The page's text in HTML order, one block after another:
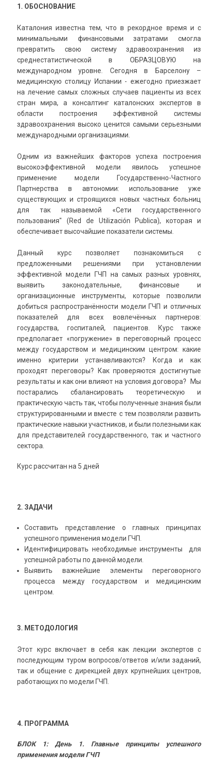
1. ОБОСНОВАНИЕ
Каталония известна тем, что в рекордное время и с
минимальными финансовыми затратами смогла
превратить свою систему здравоохранения из
среднестатистической в ОБРАЗЦОВУЮ на
международном уровне. Сегодня в Барселону –
медицинскую столицу Испании - ежегодно приезжает
на лечение самых сложных случаев пациенты из всех
стран мира, а консалтинг каталонских экспертов в
области построения эффективной системы
здравоохранения высоко ценится самыми серьезными
международными организациями.
Одним из важнейших факторов успеха построения
высокоэффективной модели явилось успешное
применение модели Государственно-Частного
Партнерства в автономии: использование уже
существующих и строящихся новых частных больниц
для так называемой «Сети государственного
пользования" (Red de Utilización Publica), которая и
обеспечивает высочайшие показатели системы.
Данный курс позволяет познакомиться с
предложенными решениями при установлении
эффективной модели ГЧП на самых разных уровнях,
выявить законодательные, финансовые и
организационные инструменты, которые позволили
добиться распространённости модели ГЧП и отличных
показателей для всех вовлечённых партнеров:
государства, госпиталей, пациентов. Курс также
предполагает «погружение» в переговорный процесс
между государством и медицинским центром: какие
именно критерии устанавливаются? Когда и как
проходят переговоры? Как проверяются достигнутые
результаты и как они влияют на условия договора? Мы
постарались сбалансировать теоретическую и
практическую часть так, чтобы полученные знания были
структурированными и вместе с тем позволяли развить
практические навыки участников, и были полезными как
для представителей государственного, так и частного
сектора.
Курс рассчитан на 5 дней
2. ЗАДАЧИ
Составить представление о главных принципах
успешного применения модели ГЧП.
Идентифицировать необходимые инструменты для
успешной работы по данной модели.
Выявить важнейшие элементы переговорного
процесса между государством и медицинским
центром.
3. МЕТОДОЛОГИЯ
Этот курс включает в себя как лекции экспертов с
последующим туром вопросов/ответов и/или заданий,
так и общение с дирекцией двух крупнейших центров,
работающих по модели ГЧП.
4. ПРОГРАММА
БЛОК 1: День 1. Главные принципы успешного
применения модели ГЧП